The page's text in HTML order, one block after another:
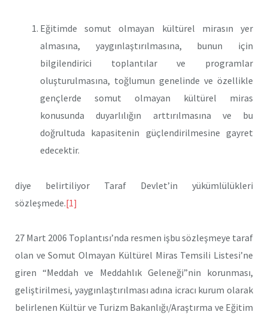
Eğitimde somut olmayan kültürel mirasın yer
almasına, yaygınlaştırılmasına, bunun için
bilgilendirici toplantılar ve programlar
oluşturulmasına, toğlumun genelinde ve özellikle
gençlerde somut olmayan kültürel miras
konusunda duyarlılığın arttırılmasına ve bu
doğrultuda kapasitenin güçlendirilmesine gayret
edecektir.
diye belirtiliyor Taraf Devlet’in yükümlülükleri
sözleşmede.[1]
27 Mart 2006 Toplantısı’nda resmen işbu sözleşmeye taraf
olan ve Somut Olmayan Kültürel Miras Temsili Listesi’ne
giren “Meddah ve Meddahlık Geleneği”nin korunması,
geliştirilmesi, yaygınlaştırılması adına icracı kurum olarak
belirlenen Kültür ve Turizm Bakanlığı/Araştırma ve Eğitim